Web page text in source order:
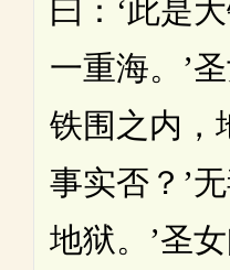
曰：‘此是
一重海。’
铁围之内，
事实否？’
地狱。’圣